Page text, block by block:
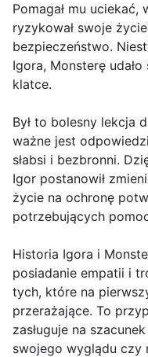
Pomagał mu uciekać,
ryzykował swoje
bezpieczeństwo.
Igora, Monsterę
klatce.
Był to bolesny lekcja
ważne jest
słabsi i bezbronni.
Igor postanowił
życie na ochronę
potrzebujących
Historia Igora i
posiadanie empatii i
tych, które na
przerażające. To
zasługuje na
swojego wyglądu czy